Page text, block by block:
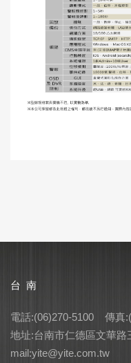
台 南
電話:(06)270-5100 傳真
地址:台南市仁德區文華路
mail:yite@yite.com.tw